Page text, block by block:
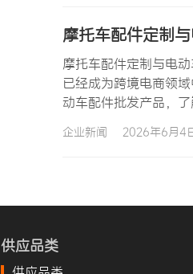
摩托车配件定制
摩托车配件定制与电
已经成为跨境电商领
动车配件批发产品，
定制与电动车零件出
企业新闻 2026年6月4
供应品类